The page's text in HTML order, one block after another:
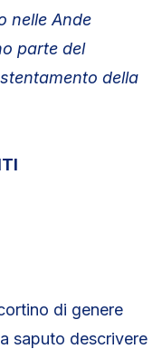
nelle Ande
parte del
della
di genere
saputo descrivere